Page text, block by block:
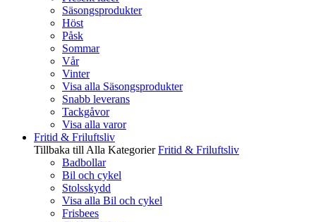
Säsongsprodukter
Höst
Påsk
Sommar
Vår
Vinter
Visa alla Säsongsprodukter
Snabb leverans
Tackgåvor
Visa alla varor
Fritid & Friluftsliv
Tillbaka till Alla Kategorier Fritid & Friluftsliv
Badbollar
Bil och cykel
Stolsskydd
Visa alla Bil och cykel
Frisbees